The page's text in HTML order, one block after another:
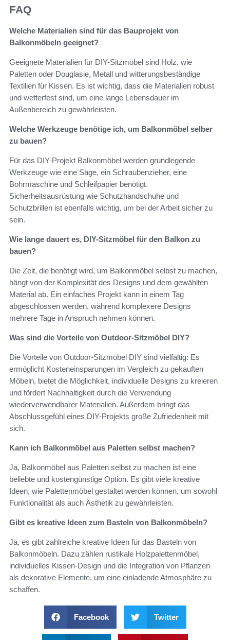
FAQ
Welche Materialien sind für das Bauprojekt von
Balkonmöbeln geeignet?
Geeignete Materialien für DIY-Sitzmöbel sind Holz, wie
Paletten oder Douglasie, Metall und witterungsbeständige
Textilien für Kissen. Es ist wichtig, dass die Materialien robust
und wetterfest sind, um eine lange Lebensdauer im
Außenbereich zu gewährleisten.
Welche Werkzeuge benötige ich, um Balkonmöbel selber
zu bauen?
Für das DIY-Projekt Balkonmöbel werden grundlegende
Werkzeuge wie eine Säge, ein Schraubenzieher, eine
Bohrmaschine und Schleifpapier benötigt.
Sicherheitsausrüstung wie Schutzhandschuhe und
Schutzbrillen ist ebenfalls wichtig, um bei der Arbeit sicher zu
sein.
Wie lange dauert es, DIY-Sitzmöbel für den Balkon zu
bauen?
Die Zeit, die benötigt wird, um Balkonmöbel selbst zu machen,
hängt von der Komplexität des Designs und dem gewählten
Material ab. Ein einfaches Projekt kann in einem Tag
abgeschlossen werden, während komplexere Designs
mehrere Tage in Anspruch nehmen können.
Was sind die Vorteile von Outdoor-Sitzmöbel DIY?
Die Vorteile von Outdoor-Sitzmöbel DIY sind vielfältig: Es
ermöglicht Kosteneinsparungen im Vergleich zu gekauften
Möbeln, bietet die Möglichkeit, individuelle Designs zu kreieren
und fördert Nachhaltigkeit durch die Verwendung
wiederverwendbarer Materialien. Außerdem bringt das
Abschlussgefühl eines DIY-Projekts große Zufriedenheit mit
sich.
Kann ich Balkonmöbel aus Paletten selbst machen?
Ja, Balkonmöbel aus Paletten selbst zu machen ist eine
beliebte und kostengünstige Option. Es gibt viele kreative
Ideen, wie Palettenmöbel gestaltet werden können, um sowohl
Funktionalität als auch Ästhetik zu gewährleisten.
Gibt es kreative Ideen zum Basteln von Balkonmöbeln?
Ja, es gibt zahlreiche kreative Ideen für das Basteln von
Balkonmöbeln. Dazu zählen rustikale Holzpalettenmöbel,
individuelles Kissen-Design und die Integration von Pflanzen
als dekorative Elemente, um eine einladende Atmosphäre zu
schaffen.
Facebook Twitter